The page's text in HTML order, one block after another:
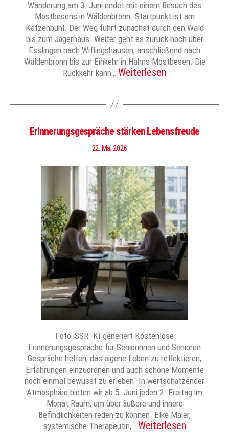
Wanderung am 3. Juni endet mit einem Besuch des
Mostbesens in Wäldenbronn. Startpunkt ist am
Katzenbühl. Der Weg führt zunächst durch den Wald
bis zum Jägerhaus. Weiter geht es zurück hoch über
Esslingen nach Wiflingshausen, anschließend nach
Wäldenbronn bis zur Einkehr in Hahns Mostbesen. Die
Rückkehr kann… Weiterlesen
Erinnerungsgespräche stärken Lebensfreude
22. Mai 2026
Foto: SSR -KI generiert Kostenlose
Erinnerungsgespräche für Seniorinnen und Senioren
Gespräche helfen, das eigene Leben zu reflektieren,
Erfahrungen einzuordnen und auch schöne Momente
noch einmal bewusst zu erleben. In wertschätzender
Atmosphäre bieten wir ab 5. Juni jeden 2. Freitag im
Monat Raum, um über äußere und innere
Befindlichkeiten reden zu können. Elke Maier,
systemische Therapeutin,… Weiterlesen